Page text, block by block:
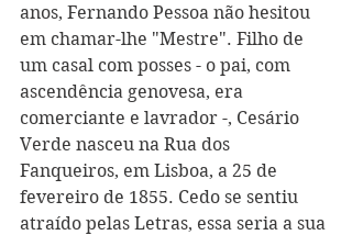
anos, Fernando Pessoa não hesitou
em chamar-lhe "Mestre". Filho de
um casal com posses - o pai, com
ascendência genovesa, era
comerciante e lavrador -, Cesário
Verde nasceu na Rua dos
Fanqueiros, em Lisboa, a 25 de
fevereiro de 1855. Cedo se sentiu
atraído pelas Letras, essa seria a sua